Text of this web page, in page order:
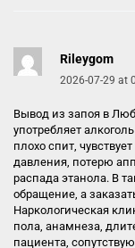
Rileygom
2026-07-29 at
Вывод из запоя в
употребляет
плохо спит,
давления, потерю
распада этанола. В
обращение, а
Наркологическая
пола, анамнеза,
пациента,